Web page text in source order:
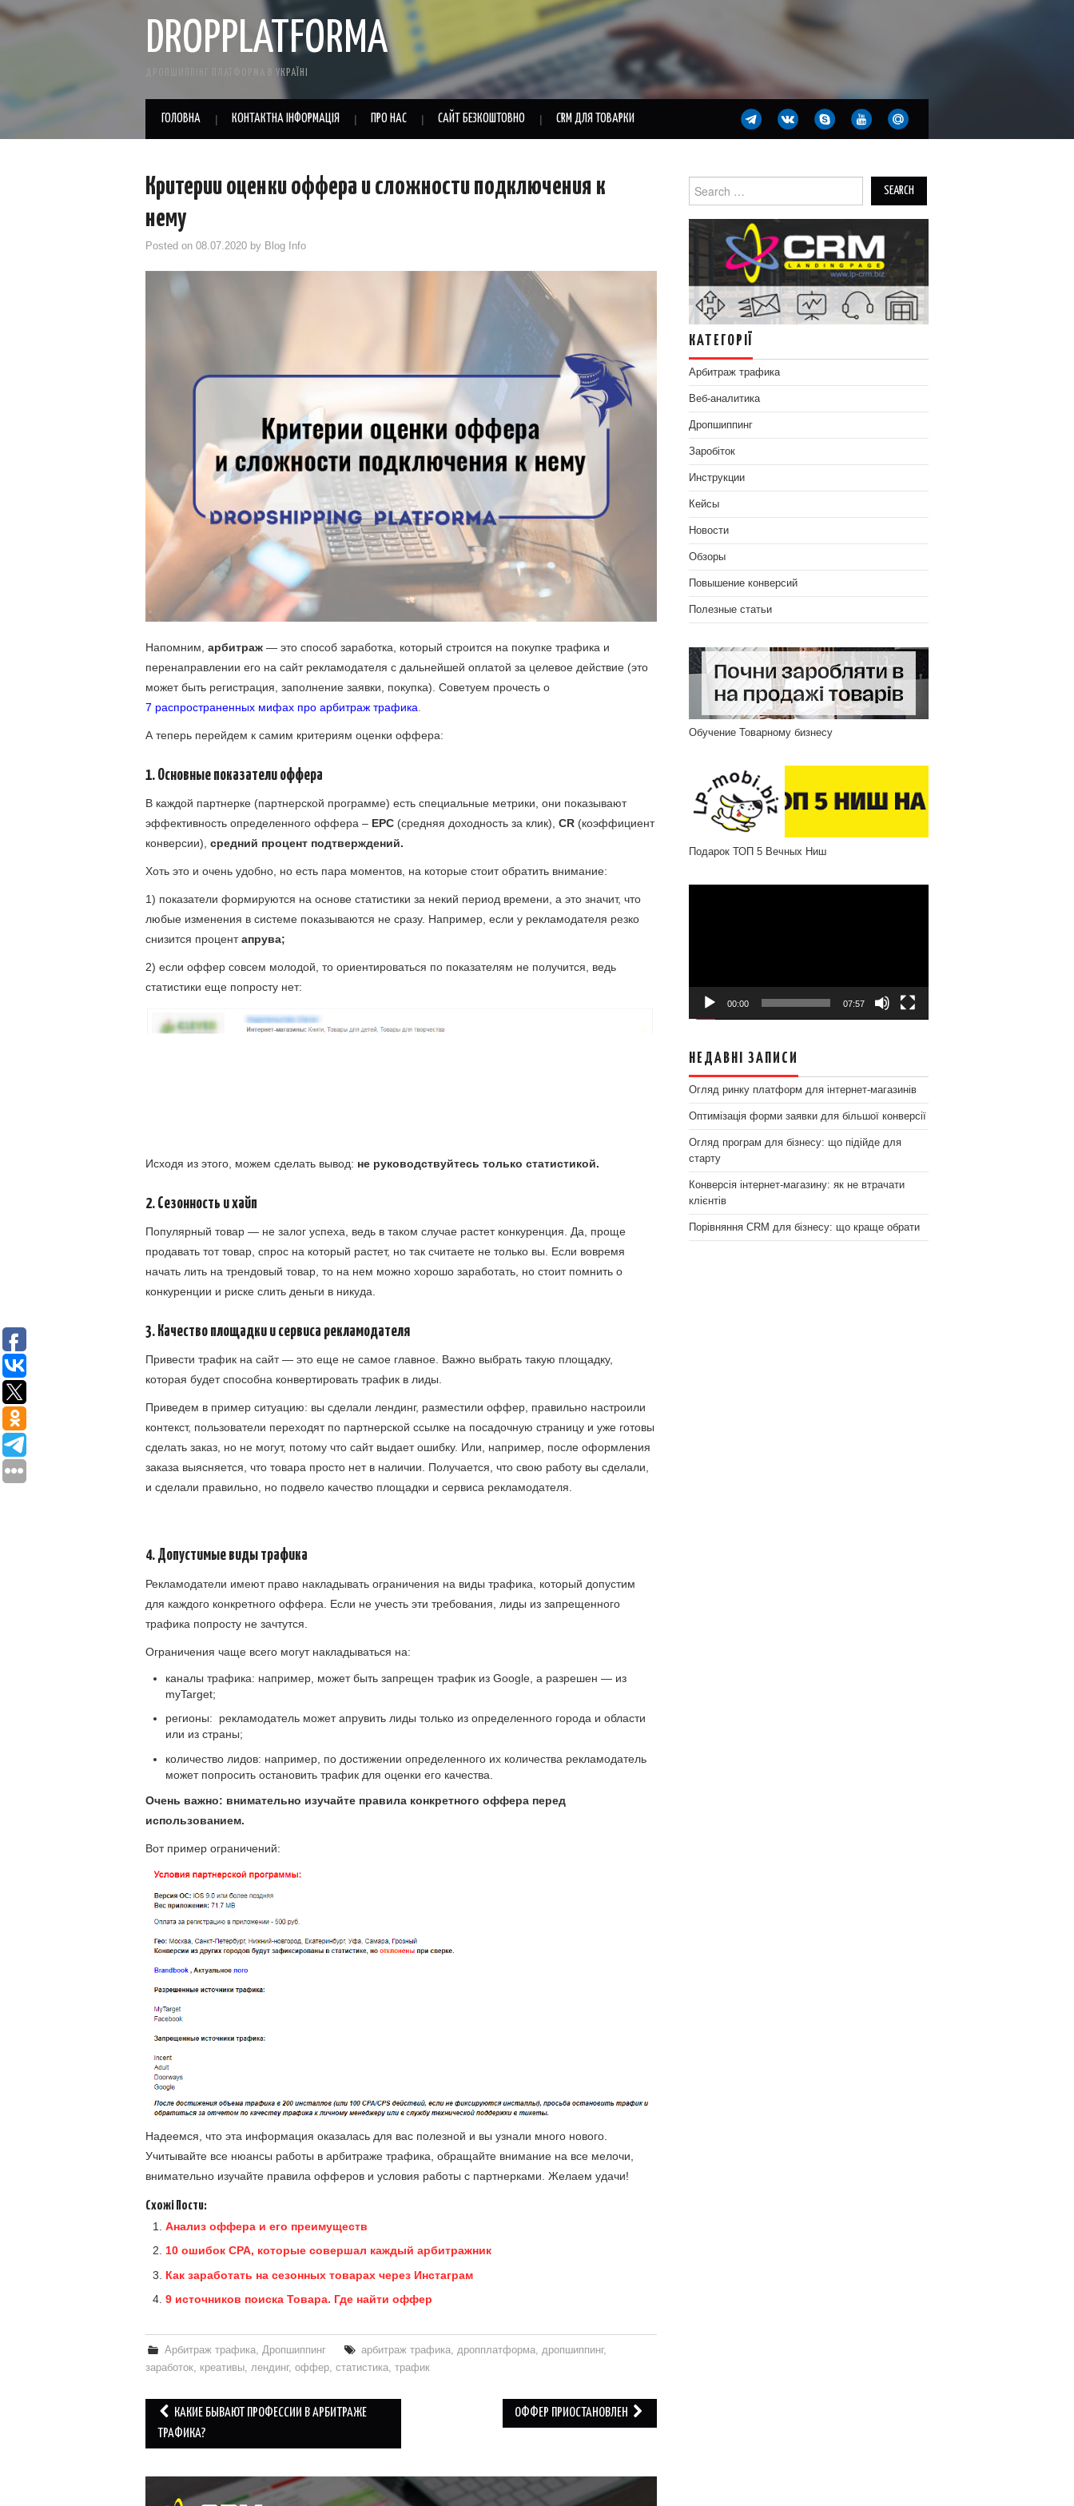
DROPPLATFORMA
ДРОПШИППІНГ ПЛАТФОРМА В УКРАЇНІ
ГОЛОВНА КОНТАКТНА ІНФОРМАЦІЯ ПРО НАС САЙТ БЕЗКОШТОВНО CRM ДЛЯ ТОВАРКИ
Критерии оценки оффера и сложности подключения к
нему
Posted on 08.07.2020 by Blog Info
Напомним, арбитраж — это способ заработка, который строится на покупке трафика и
перенаправлении его на сайт рекламодателя с дальнейшей оплатой за целевое действие (это
может быть регистрация, заполнение заявки, покупка). Советуем прочесть о
7 распространенных мифах про арбитраж трафика
А теперь перейдем к самим критериям оценки оффера:
1. Основные показатели оффера
В каждой партнерке (партнерской программе) есть специальные метрики, они показывают
эффективность определенного оффера – EPC (средняя доходность за клик), CR (коэффициент
конверсии), средний процент подтверждений.
Хоть это и очень удобно, но есть пара моментов, на которые стоит обратить внимание:
1) показатели формируются на основе статистики за некий период времени, а это значит, что
любые изменения в системе показываются не сразу. Например, если у рекламодателя резко
снизится процентапрува;
2) если оффер совсем молодой, то ориентироваться по показателям не получится, ведь
статистики еще попросту нет:
Исходя из этого, можем сделать вывод: не руководствуйтесь только статистикой.
2. Сезонность и хайп
Популярный товар — не залог успеха, ведь в таком случае растет конкуренция. Да, проще
продавать тот товар, спрос на который растет, но так считаете не только вы. Если вовремя
начать лить на трендовый товар, то на нем можно хорошо заработать, но стоит помнить о
конкуренции и риске слить деньги в никуда.
3. Качество площадки и сервиса рекламодателя
Привести трафик на сайт — это еще не самое главное. Важно выбрать такую площадку,
которая будет способна конвертировать трафик в лиды.
Приведем в пример ситуацию: вы сделали лендинг, разместили оффер, правильно настроили
контекст, пользователи переходят по партнерской ссылке на посадочную страницу и уже готовы
сделать заказ, но не могут, потому что сайт выдает ошибку. Или, например, после оформления
заказа выясняется, что товара просто нет в наличии. Получается, что свою работу вы сделали,
и сделали правильно, но подвело качество площадки и сервиса рекламодателя.
4. Допустимые виды трафика
Рекламодатели имеют право накладывать ограничения на виды трафика, который допустим
для каждого конкретного оффера. Если не учесть эти требования, лиды из запрещенного
трафика попросту не зачтутся.
Ограничения чаще всего могут накладываться на:
каналы трафика: например, может быть запрещен трафик из Google, а разрешен — из
myTarget;
регионы: рекламодатель может апрувить лиды только из определенного города и области
или из страны;
количество лидов: например, по достижении определенного их количества рекламодатель
может попросить остановить трафик для оценки его качества.
Очень важно: внимательно изучайте правила конкретного оффера перед
использованием.
Вот пример ограничений:
Надеемся, что эта информация оказалась для вас полезной и вы узнали много нового.
Учитывайте все нюансы работы в арбитраже трафика, обращайте внимание на все мелочи,
внимательно изучайте правила офферов и условия работы с партнерками. Желаем удачи!
Схожі Пости:
Анализ оффера и его преимуществ
10 ошибок CPA, которые совершал каждый арбитражник
Как заработать на сезонных товарах через Инстаграм
9 источников поиска Товара. Где найти оффер
Арбитраж трафика,Дропшиппинг арбитраж трафика,дропплатформа,дропшиппинг,
заработок, креативы, лендинг, оффер, статистика, трафик
Post
navigation
КАКИЕ БЫВАЮТ ПРОФЕССИИ В АРБИТРАЖЕ
ТРАФИКА?
ОФФЕР ПРИОСТАНОВЛЕН
for:
КАТЕГОРІЇ
Арбитраж трафика
Веб-аналитика
Дропшиппинг
Заробіток
Инструкции
Кейсы
Новости
Обзоры
Повышение конверсий
Полезные статьи
Обучение Товарному бизнесу
Подарок ТОП 5 Вечных Ниш
00:00 07:57
НЕДАВНІ ЗАПИСИ
Огляд ринку платформ для інтернет-магазинів
Оптимізація форми заявки для більшої конверсії
Огляд програм для бізнесу: що підійде для
старту
Конверсія інтернет-магазину: як не втрачати
клієнтів
Порівняння CRM для бізнесу: що краще обрати